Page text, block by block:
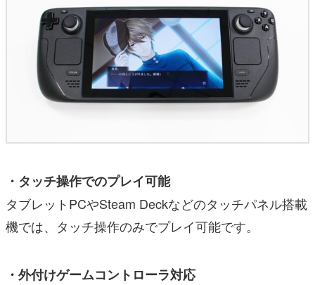
・タッチ操作でのプレイ可能
タブレットPCやSteam Deckなどのタッチパネル搭載
機では、タッチ操作のみでプレイ可能です。
・外付けゲームコントローラ対応